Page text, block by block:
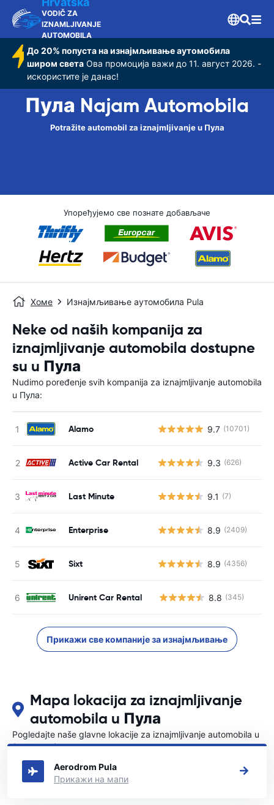
VODIČ ZA
IZNAMLJIVANJE
AUTOMOBILA
До 20% попуста на изнајмљивање аутомобила
широм света Ова промоција важи до 11. август 2026. -
искористите је данас!
Пула Najam Automobila
Potražite automobil za iznajmljivanje u Пула
Упоређујемо све познате добављаче
Хоме Изнајмљивање аутомобила Pula
Neke od naših kompanija za
iznajmljivanje automobila dostupne
su u Пула
Nudimo poređenje svih kompanija za iznajmljivanje automobila
u Пула:
Alamo 9.7 (10701)
Active Car Rental 9.3 (626)
Last Minute 9.1 (7)
Enterprise 8.9 (2409)
Sixt 8.9 (4356)
Unirent Car Rental 8.8 (345)
Прикажи све компаније за изнајмљивање
Mapa lokacija za iznajmljivanje
automobila u Пула
Pogledajte naše glavne lokacije za iznajmljivanje automobila u
{COUNTRI}
Aerodrom Pula
Прикажи на мапи